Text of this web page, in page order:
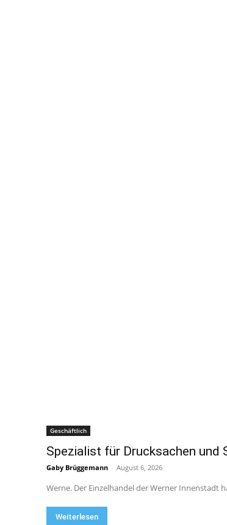
Geschäftlich
Spezialist für Drucksachen und
Gaby Brüggemann - August 6, 2026
Werne. Der Einzelhandel der Werner Innenstadt
Weiterlesen